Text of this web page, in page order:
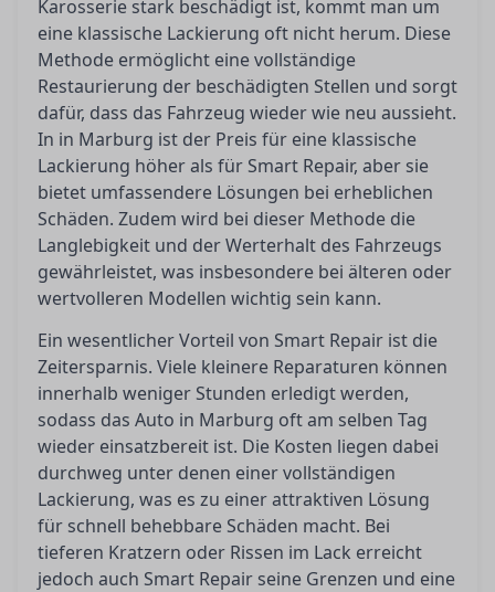
Karosserie stark beschädigt ist, kommt man um
eine klassische Lackierung oft nicht herum. Diese
Methode ermöglicht eine vollständige
Restaurierung der beschädigten Stellen und sorgt
dafür, dass das Fahrzeug wieder wie neu aussieht.
In in Marburg ist der Preis für eine klassische
Lackierung höher als für Smart Repair, aber sie
bietet umfassendere Lösungen bei erheblichen
Schäden. Zudem wird bei dieser Methode die
Langlebigkeit und der Werterhalt des Fahrzeugs
gewährleistet, was insbesondere bei älteren oder
wertvolleren Modellen wichtig sein kann.
Ein wesentlicher Vorteil von Smart Repair ist die
Zeitersparnis. Viele kleinere Reparaturen können
innerhalb weniger Stunden erledigt werden,
sodass das Auto in Marburg oft am selben Tag
wieder einsatzbereit ist. Die Kosten liegen dabei
durchweg unter denen einer vollständigen
Lackierung, was es zu einer attraktiven Lösung
für schnell behebbare Schäden macht. Bei
tieferen Kratzern oder Rissen im Lack erreicht
jedoch auch Smart Repair seine Grenzen und eine